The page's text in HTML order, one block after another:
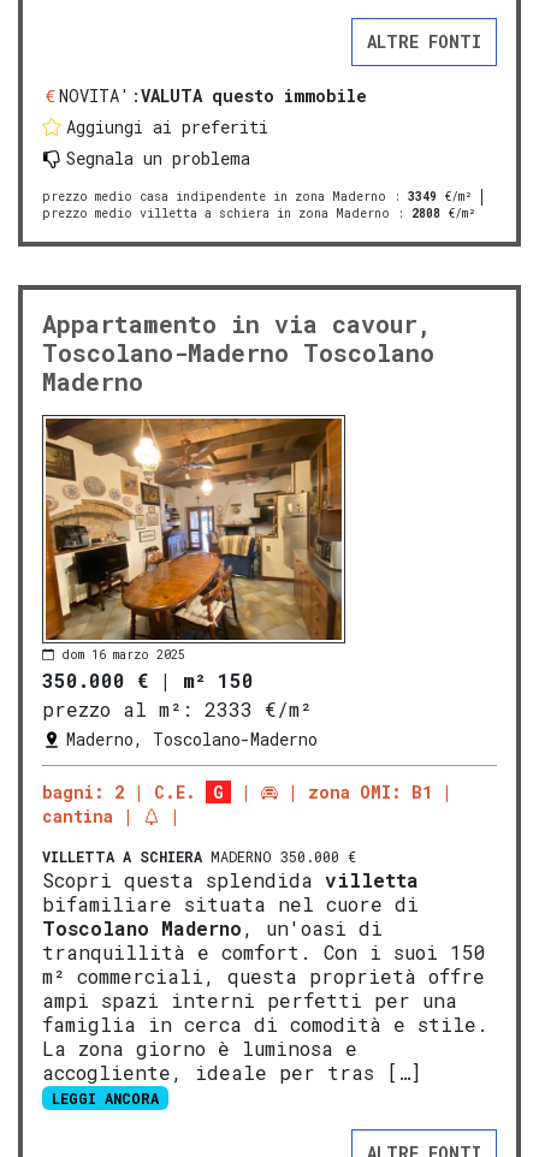
ALTRE FONTI
NOVITA':VALUTA questo immobile
Aggiungi ai preferiti
Segnala un problema
prezzo medio casa indipendente in zona Maderno : 3349 €/m²
prezzo medio villetta a schiera in zona Maderno : 2808 €/m²
Appartamento in via cavour,
Toscolano-Maderno Toscolano
Maderno
dom 16 marzo 2025
350.000 € | m² 150
prezzo al m²:
2333 €/m²
Maderno, Toscolano-Maderno
bagni: 2 C.E. G
zona OMI: B1
cantina
VILLETTA A SCHIERA MADERNO 350.000 €
Scopri questa splendida villetta
bifamiliare situata nel cuore di
Toscolano Maderno, un'oasi di
tranquillità e comfort. Con i suoi 150
m² commerciali, questa proprietà offre
ampi spazi interni perfetti per una
famiglia in cerca di comodità e stile.
La zona giorno è luminosa e
accogliente, ideale per tras […]
LEGGI ANCORA